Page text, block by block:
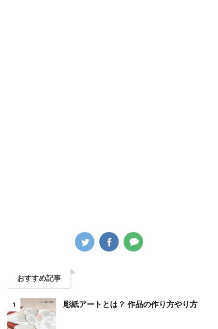
おすすめ記事
1 彫紙アートとは？ 作品の作り方やり方